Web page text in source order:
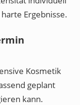
Ergebnisse.
Kosmetik
geplant
kann.